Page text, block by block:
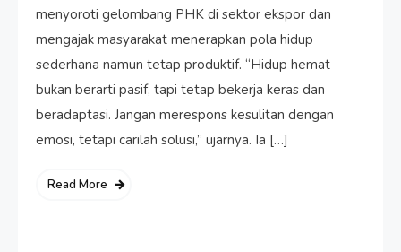
menyoroti gelombang PHK di sektor ekspor dan
mengajak masyarakat menerapkan pola hidup
sederhana namun tetap produktif. “Hidup hemat
bukan berarti pasif, tapi tetap bekerja keras dan
beradaptasi. Jangan merespons kesulitan dengan
emosi, tetapi carilah solusi,” ujarnya. Ia […]
Read More